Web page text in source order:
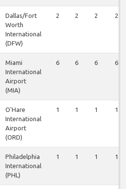
Dallas/Fort
Worth
International
(DFW)
2 2 2 2
Miami
International
Airport
(MIA)
6 6 6 6
O'Hare
International
Airport
(ORD)
1 1 1 1
Philadelphia
International
(PHL)
1 1 1 1